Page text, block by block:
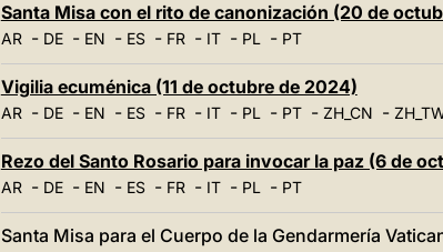
Santa Misa con el rito de canonización (20 de
AR- DE- EN - ES- FR- IT- PL- PT
Vigilia ecuménica (11 de octubre de 2024)
AR- DE- EN - ES- FR- IT- PL- PT- ZH_CN -
Rezo del Santo Rosario para invocar la paz (6 de
AR- DE- EN - ES- FR- IT- PL- PT
Santa Misa para el Cuerpo de la Gendarmería